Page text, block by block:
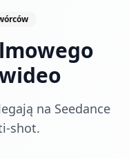
na Seedance
shot.